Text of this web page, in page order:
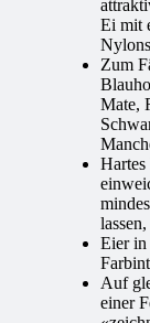
Ei mit
Zum
Mate,
Eier in
Auf
einer